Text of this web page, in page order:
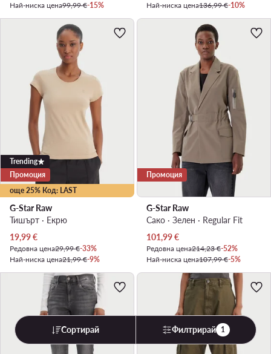
Най-ниска цена99,99 €-15%
Най-ниска цена136,99 €-10%
още 25% Код: LAST
Trending
Промоция
G-Star Raw
Тишърт · Екрю
Актуална цена
19,99€
Редовна цена29,99 €-33%
Най-ниска цена21,99 €-9%
Промоция
G-Star Raw
Сако · Зелен · Regular Fit
Актуална цена
101,99€
Редовна цена214,23 €-52%
Най-ниска цена107,99 €-5%
Сортирай Филтрирай 1